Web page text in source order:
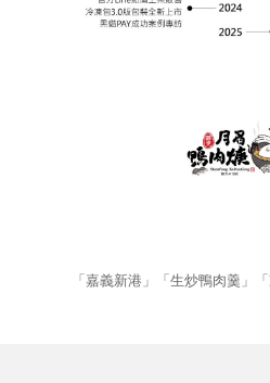
「嘉義新港」「生炒鴨肉羹」